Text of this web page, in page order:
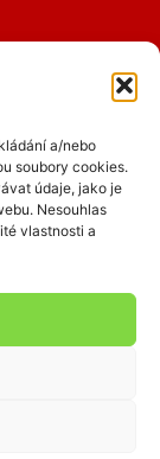
a/nebo
soubory cookies.
údaje, jako je
Nesouhlas
vlastnosti a